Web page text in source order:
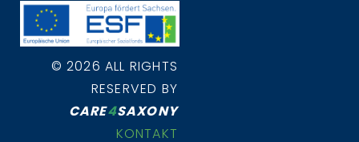
© 2026 ALL RIGHTS
RESERVED BY
CARE4SAXONY
KONTAKT